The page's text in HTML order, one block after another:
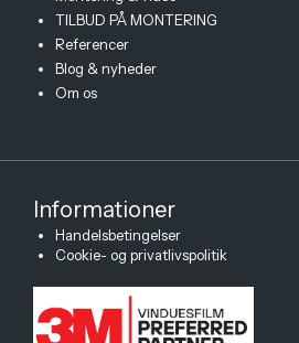
TILBUD PÅ MONTERING
Referencer
Blog & nyheder
Om os
Informationer
Handelsbetingelser
Cookie- og privatlivspolitikSpørg mig!
Jeg ved alt
Har du
eller den rigtige